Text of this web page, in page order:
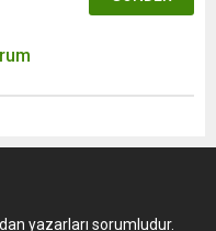
yazarları sorumludur.